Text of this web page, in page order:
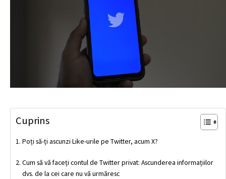
Cuprins
Poți să-ți ascunzi Like-urile pe Twitter, acum X?
Cum să vă faceți contul de Twitter privat: Ascunderea informațiilor
dvs. de la cei care nu vă urmăresc